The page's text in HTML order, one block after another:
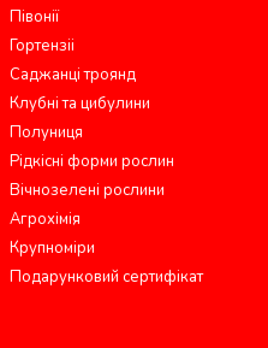
Півонії
Гортензіі
Саджанці троянд
Клубні та цибулини
Полуниця
Рідкісні форми рослин
Вічнозелені рослини
Агрохімія
Крупноміри
Подарунковий сертифікат